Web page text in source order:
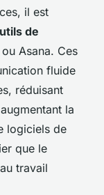
il est
de
Asana. Ces
fluide
réduisant
la
logiciels de
que le
travail